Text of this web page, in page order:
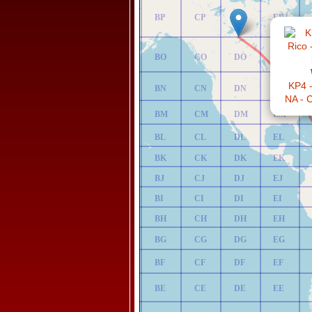
BE
BF
BG
BH
BI
BJ
BK
BL
BM
BN
BO
BP
CE
CF
CG
CH
CI
CJ
CK
CL
CM
CN
CO
CP
DE
DF
DG
DH
DI
DJ
DK
DL
DM
DN
DO
DP
EE
EF
EG
EH
EI
EJ
EK
EL
EM
EP
KP4
NA -